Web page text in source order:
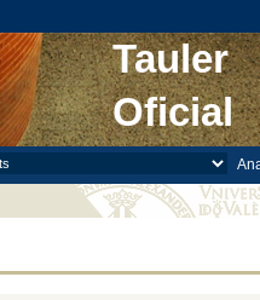
Tauler
Oficial